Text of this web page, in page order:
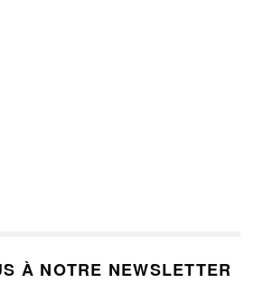
À NOTRE NEWSLETTER